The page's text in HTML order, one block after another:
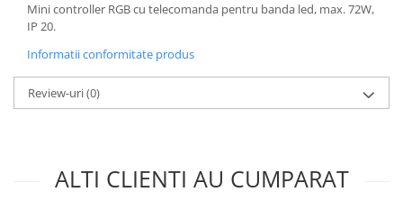
Mini controller RGB cu telecomanda pentru banda led, max. 72W,
IP 20.
Informatii conformitate produs
Review-uri(0)
ALTI CLIENTI AU CUMPARAT